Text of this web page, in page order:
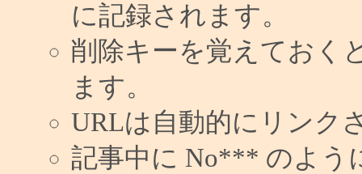
に記録されます。
削除キーを覚えておく
ます。
URLは自動的にリンク
記事中に No*** のよう